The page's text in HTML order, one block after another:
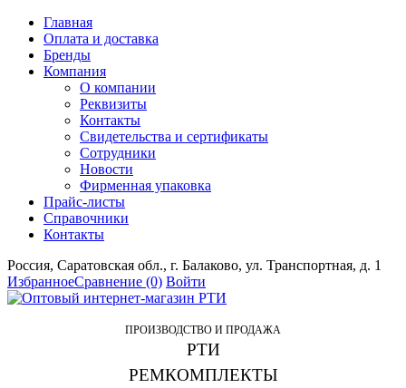
Главная
Оплата и доставка
Бренды
Компания
О компании
Реквизиты
Контакты
Свидетельства и сертификаты
Сотрудники
Новости
Фирменная упаковка
Прайс-листы
Справочники
Контакты
Россия, Саратовская обл., г. Балаково, ул. Транспортная, д. 1
ИзбранноеСравнение (0) Войти
ПРОИЗВОДСТВО И ПРОДАЖА
РТИ
РЕМКОМПЛЕКТЫ